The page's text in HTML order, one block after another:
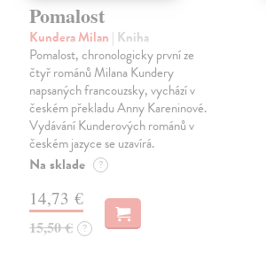
Pomalost
Kundera Milan | Kniha
Pomalost, chronologicky první ze
čtyř románů Milana Kundery
napsaných francouzsky, vychází v
českém překladu Anny Kareninové.
Vydávání Kunderových románů v
českém jazyce se uzavírá.
Na sklade ?
14,73 €
15,50 € ?